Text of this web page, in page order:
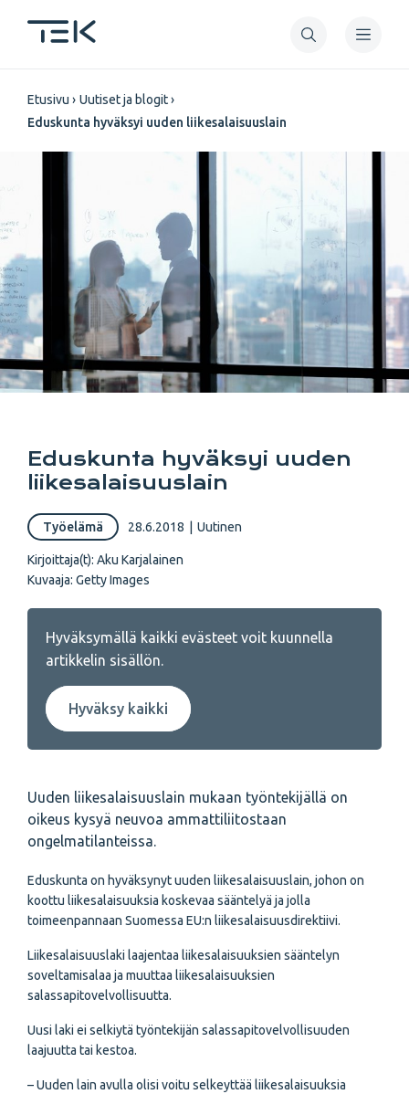
pääsisältöön
Murupolku
Etusivu
Uutiset ja blogit
Eduskunta hyväksyi uuden liikesalaisuuslain
Eduskunta hyväksyi uuden
liikesalaisuuslain
Työelämä 28.6.2018 Uutinen
Kirjoittaja(t): Aku Karjalainen
Kuvaaja: Getty Images
Hyväksymällä kaikki evästeet voit kuunnella
artikkelin sisällön.
Hyväksy kaikki
Uuden liikesalaisuuslain mukaan työntekijällä on
oikeus kysyä neuvoa ammattiliitostaan
ongelmatilanteissa.
Eduskunta on hyväksynyt uuden liikesalaisuuslain, johon on
koottu liikesalaisuuksia koskevaa sääntelyä ja jolla
toimeenpannaan Suomessa EU:n liikesalaisuusdirektiivi.
Liikesalaisuuslaki laajentaa liikesalaisuuksien sääntelyn
soveltamisalaa ja muuttaa liikesalaisuuksien
salassapitovelvollisuutta.
Uusi laki ei selkiytä työntekijän salassapitovelvollisuuden
laajuutta tai kestoa.
– Uuden lain avulla olisi voitu selkeyttää liikesalaisuuksia